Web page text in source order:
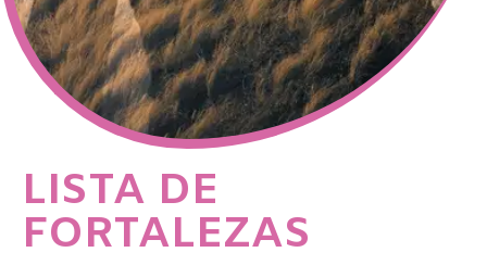
LISTA DE
FORTALEZAS